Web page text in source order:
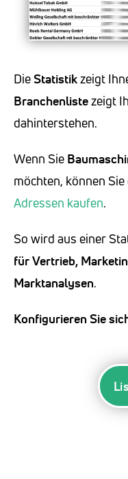
DieStatistikzeigt
Branchenlistezeigt
dahinterstehen.
Wenn Sie
möchten, können
Adressen kaufen.
So wird aus einer
für Vertrieb,
Marktanalysen.
Konfigurieren Sie